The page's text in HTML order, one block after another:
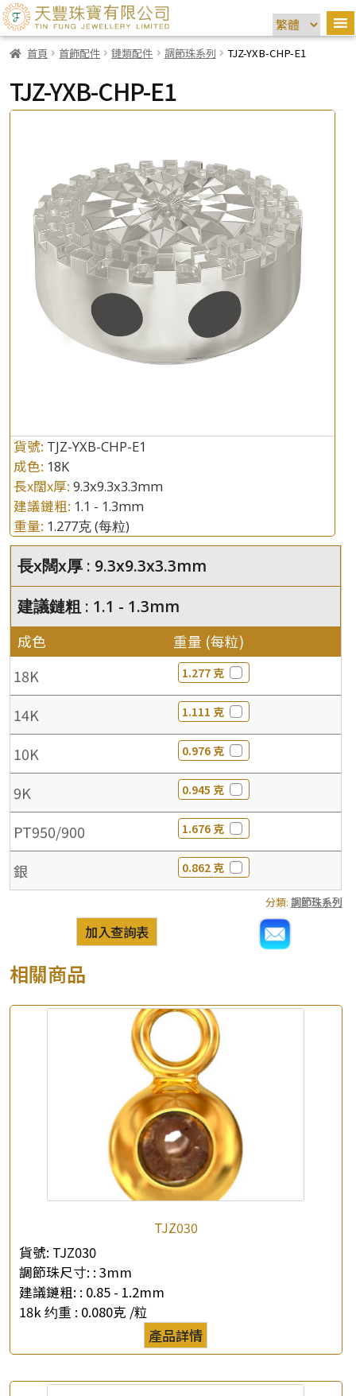
首頁 首飾配件 鏈類配件 調節珠系列 TJZ-YXB-CHP-E1
TJZ-YXB-CHP-E1
* 你的名字
公司名稱
*e-mail
貨號: TJZ-YXB-CHP-E1
成色: 18K
長x闊x厚: 9.3x9.3x3.3mm
建議鏈粗: 1.1 - 1.3mm
重量: 1.277克(每粒)
長x闊x厚 : 9.3x9.3x3.3mm
建議鏈粗 : 1.1 - 1.3mm
成色 重量 (每粒)
18K 1.277 克
14K 1.111 克
10K 0.976 克
9K 0.945 克
PT950/900 1.676 克
銀 0.862 克
分類: 調節珠系列
加入查詢表
相關商品
TJZ030
貨號: TJZ030
調節珠尺寸: : 3mm
建議鏈粗: : 0.85 - 1.2mm
18k 约重 : 0.080克 /粒
產品詳情